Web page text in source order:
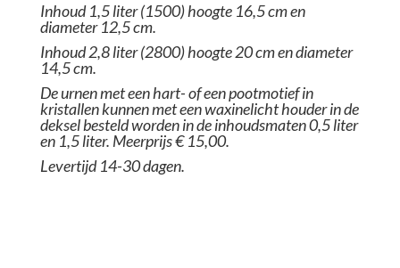
Inhoud 1,5 liter (1500) hoogte 16,5 cm en
diameter 12,5 cm.
Inhoud 2,8 liter (2800) hoogte 20 cm en diameter
14,5 cm.
De urnen met een hart- of een pootmotief in
kristallen kunnen met een waxinelicht houder in de
deksel besteld worden in de inhoudsmaten 0,5 liter
en 1,5 liter. Meerprijs € 15,00.
Levertijd 14-30 dagen.